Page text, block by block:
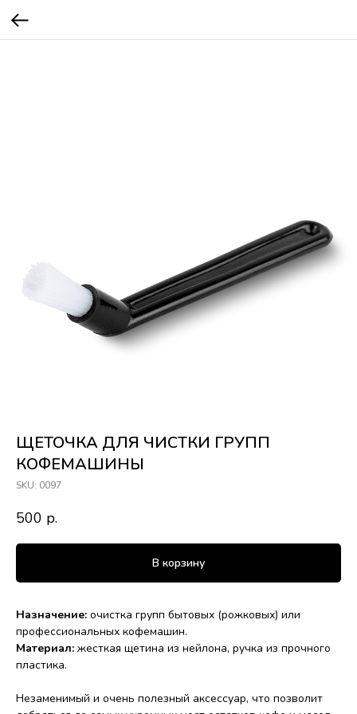
ЩЕТОЧКА ДЛЯ ЧИСТКИ ГРУПП
КОФЕМАШИНЫ
SKU: 0097
500 р.
В корзину
Назначение: очистка групп бытовых (рожковых) или
профессиональных кофемашин.
Материал: жесткая щетина из нейлона, ручка из прочного
пластика.
Незаменимый и очень полезный аксессуар, что позволит